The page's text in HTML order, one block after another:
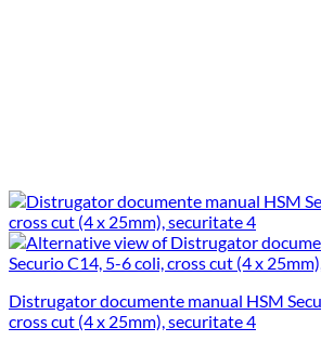
Distrugator documente manual HSM
cross cut (4 x 25mm), securitate 4